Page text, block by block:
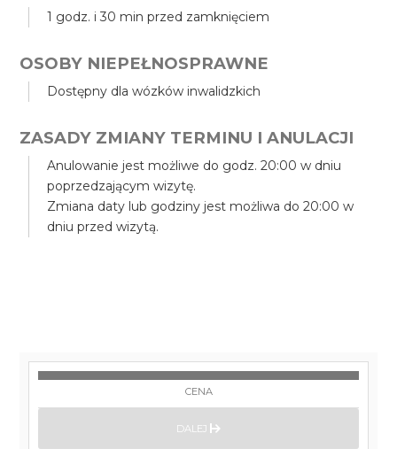
1 godz. i 30 min przed zamknięciem
OSOBY NIEPEŁNOSPRAWNE
Dostępny dla wózków inwalidzkich
ZASADY ZMIANY TERMINU I ANULACJI
Anulowanie jest możliwe do godz. 20:00 w dniu
poprzedzającym wizytę.
Zmiana daty lub godziny jest możliwa do 20:00 w
dniu przed wizytą.
CENA
DALEJ